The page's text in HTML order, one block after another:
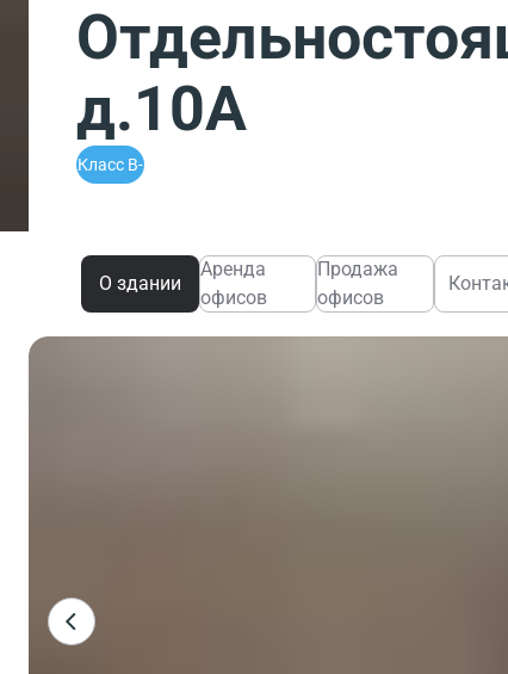
д.10А
Класс B-
О здании
Аренда
офисов
Продажа
офисов